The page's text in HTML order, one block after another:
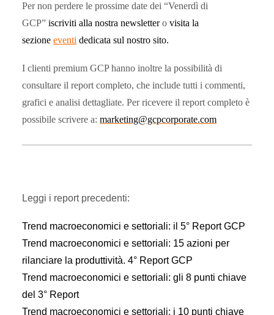
Per non perdere le prossime date dei “Venerdì di
GCP” iscriviti alla nostra newslettero visita la
sezione eventi dedicata sul nostro sito.
I clienti premium GCP hanno inoltre la possibilità di
consultare il report completo, che include tutti i commenti,
grafici e analisi dettagliate. Per ricevere il report completo è
possibile scrivere a: marketing@gcpcorporate.com
Leggi i report precedenti:
Trend macroeconomici e settoriali: il 5° Report GCP
Trend macroeconomici e settoriali: 15 azioni per
rilanciare la produttività. 4° Report GCP
Trend macroeconomici e settoriali: gli 8 punti chiave
del 3° Report
Trend macroeconomici e settoriali: i 10 punti chiave